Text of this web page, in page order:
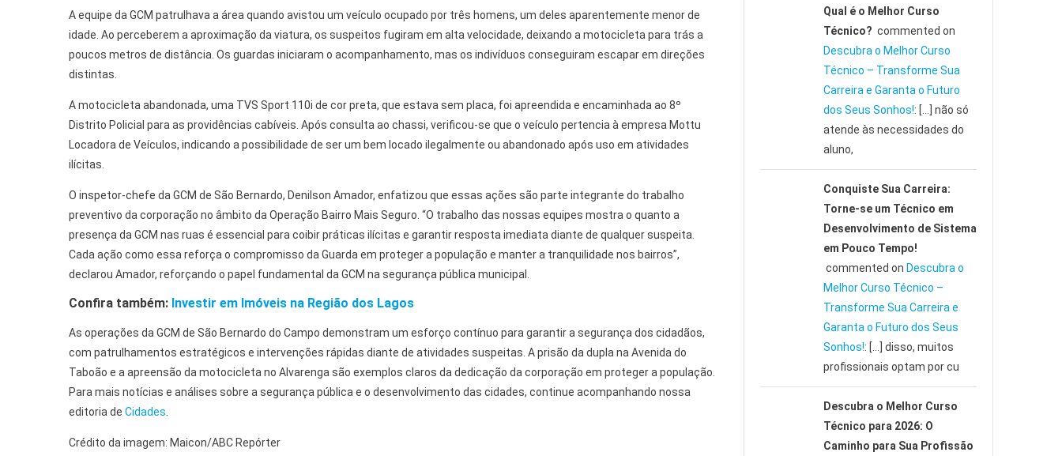
A equipe da GCM patrulhava a área quando avistou um veículo ocupado por três homens, um deles aparentemente menor de
idade. Ao perceberem a aproximação da viatura, os suspeitos fugiram em alta velocidade, deixando a motocicleta para trás a
poucos metros de distância. Os guardas iniciaram o acompanhamento, mas os indivíduos conseguiram escapar em direções
distintas.
A motocicleta abandonada, uma TVS Sport 110i de cor preta, que estava sem placa, foi apreendida e encaminhada ao 8º
Distrito Policial para as providências cabíveis. Após consulta ao chassi, verificou-se que o veículo pertencia à empresa Mottu
Locadora de Veículos, indicando a possibilidade de ser um bem locado ilegalmente ou abandonado após uso em atividades
ilícitas.
O inspetor-chefe da GCM de São Bernardo, Denilson Amador, enfatizou que essas ações são parte integrante do trabalho
preventivo da corporação no âmbito da Operação Bairro Mais Seguro. “O trabalho das nossas equipes mostra o quanto a
presença da GCM nas ruas é essencial para coibir práticas ilícitas e garantir resposta imediata diante de qualquer suspeita.
Cada ação como essa reforça o compromisso da Guarda em proteger a população e manter a tranquilidade nos bairros”,
declarou Amador, reforçando o papel fundamental da GCM na segurança pública municipal.
Confira também: Investir em Imóveis na Região dos Lagos
As operações da GCM de São Bernardo do Campo demonstram um esforço contínuo para garantir a segurança dos cidadãos,
com patrulhamentos estratégicos e intervenções rápidas diante de atividades suspeitas. A prisão da dupla na Avenida do
Taboão e a apreensão da motocicleta no Alvarenga são exemplos claros da dedicação da corporação em proteger a população.
Para mais notícias e análises sobre a segurança pública e o desenvolvimento das cidades, continue acompanhando nossa
editoria de Cidades
Crédito da imagem: Maicon/ABC Repórter
Qual é o Melhor Curso
Técnico? commented on
Descubra o Melhor Curso
Técnico – Transforme Sua
Carreira e Garanta o Futuro
dos Seus Sonhos!: […] não só
atende às necessidades do
aluno,
Conquiste Sua Carreira:
Torne-se um Técnico em
Desenvolvimento de Sistema
em Pouco Tempo!
commented on Descubra o
Melhor Curso Técnico –
Transforme Sua Carreira e
Garanta o Futuro dos Seus
Sonhos!: […] disso, muitos
profissionais optam por cu
Descubra o Melhor Curso
Técnico para 2026: O
Caminho para Sua Profissão